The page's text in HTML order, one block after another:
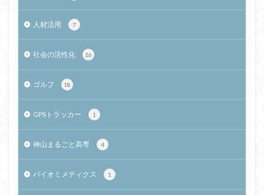
人材活用 7
社会の活性化 16
ゴルフ 18
GPSトラッカー 1
神山まるごと高専 4
バイオミメティクス 1